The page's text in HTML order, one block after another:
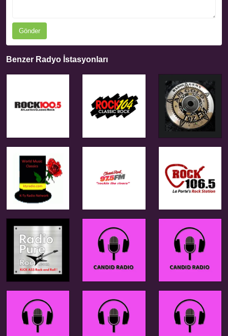
Gönder
Benzer Radyo İstasyonları